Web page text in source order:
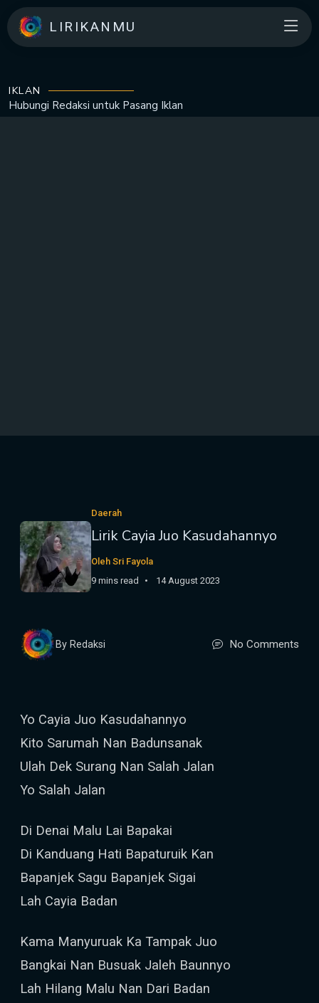
LIRIKANMU
IKLAN
Hubungi Redaksi untuk Pasang Iklan
Daerah
Lirik Cayia Juo Kasudahannyo
Oleh Sri Fayola
9 mins read
14 August 2023
By Redaksi No Comments
Yo Cayia Juo Kasudahannyo
Kito Sarumah Nan Badunsanak
Ulah Dek Surang Nan Salah Jalan
Yo Salah Jalan
Di Denai Malu Lai Bapakai
Di Kanduang Hati Bapaturuik Kan
Bapanjek Sagu Bapanjek Sigai
Lah Cayia Badan
Kama Manyuruak Ka Tampak Juo
Bangkai Nan Busuak Jaleh Baunnyo
Lah Hilang Malu Nan Dari Badan